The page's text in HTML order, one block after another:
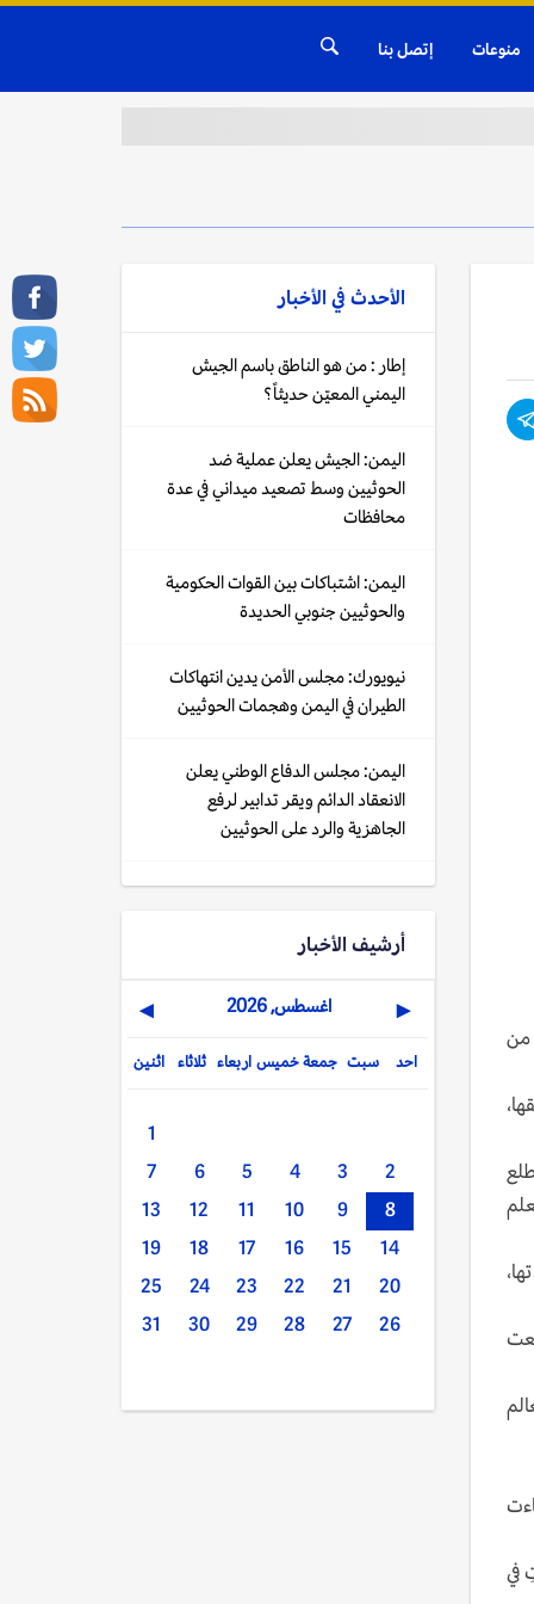
منوعات إتصل بنا
من
وشقيقها،
في
الأحدث في الأخبار
إطار : من هو الناطق باسم الجيش
اليمني المعيّن حديثاً؟
اليمن: الجيش يعلن عملية ضد
الحوثيين وسط تصعيد ميداني في عدة
محافظات
اليمن: اشتباكات بين القوات الحكومية
والحوثيين جنوبي الحديدة
نيويورك: مجلس الأمن يدين انتهاكات
الطيران في اليمن وهجمات الحوثيين
اليمن: مجلس الدفاع الوطني يعلن
الانعقاد الدائم ويقر تدابير لرفع
الجاهزية والرد على الحوثيين
أرشيف الأخبار
◀ اغسطس, 2026 ▶
اثنين ثلاثاء اربعاء خميس جمعة سبت احد
1
2
3
4
5
6
7
8
9
10
11
12
13
14
15
16
17
18
19
20
21
22
23
24
25
26
27
28
29
30
31